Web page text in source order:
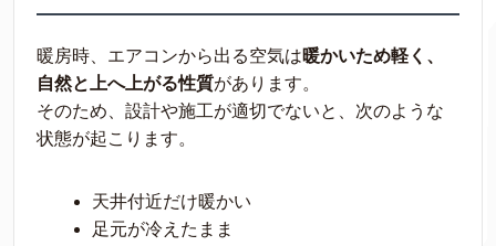
暖房時、エアコンから出る空気は暖かいため軽く、
自然と上へ上がる性質があります。
そのため、設計や施工が適切でないと、次のような
状態が起こります。
天井付近だけ暖かい
足元が冷えたまま